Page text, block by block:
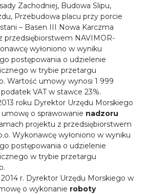
Zachodniej, Budowa Slipu,
Przebudowa placu przy porcie
– Basen III Nowa Karczma
przedsiębiorstwem NAVIMOR-
wyłoniono w wyniku
postępowania o udzielenie
w trybie przetargu
Wartość umowy wynosi 1 999
VAT w stawce 23%.
roku Dyrektor Urzędu Morskiego
umowę o sprawowanie nadzoru
projektu z przedsiębiorstwem
Wykonawcę wyłoniono w wyniku
postępowania o udzielenie
w trybie przetargu
r. Dyrektor Urzędu Morskiego w
o wykonanie roboty